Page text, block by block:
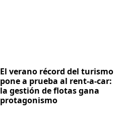
El verano récord del turismo
pone a prueba al rent-a-car:
la gestión de flotas gana
protagonismo